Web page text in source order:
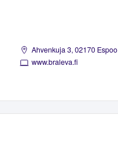
Ahvenkuja 3, 02170 Espoo
www.braleva.fi